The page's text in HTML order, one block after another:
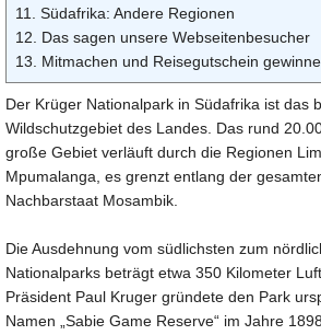
11. Südafrika: Andere Regionen
12. Das sagen unsere Webseitenbesucher
13. Mitmachen und Reisegutschein
Der Krüger Nationalpark in Südafrika ist das
Wildschutzgebiet des Landes. Das rund
große Gebiet verläuft durch die Regionen
Mpumalanga, es grenzt entlang der
Nachbarstaat Mosambik.
Die Ausdehnung vom südlichsten zum
Nationalparks beträgt etwa 350 Kilometer
Präsident Paul Kruger gründete den Park
Namen „Sabie Game Reserve“ im Jahre